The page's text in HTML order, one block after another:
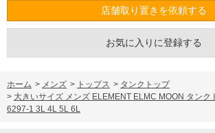
※【ボトムの裾上げをご希望の場合】
裾上げ料金は500円+税となります。
備考欄に股下●cmとご記入下さい。（裾上げ無料対象商品
上の品が対象。1本5,999円以下の商品は有料（500円+税）と
一部、お直しに対応出来ない商品がございます。(例：裾に
いている、極端なデザインが施されている等)
※商品によって若干のサイズの誤差がございます。また、お
店舗取り置きを依頼する
お気に入りに登録する
ホーム > メンズ > トップス > タンクトップ
> 大きいサイズ メンズ ELEMENT ELMC MOON タンク
6297-1 3L 4L 5L 6L